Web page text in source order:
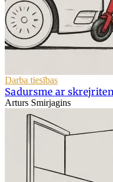
Darba tiesības
Sadursme ar
Arturs Smirjagins